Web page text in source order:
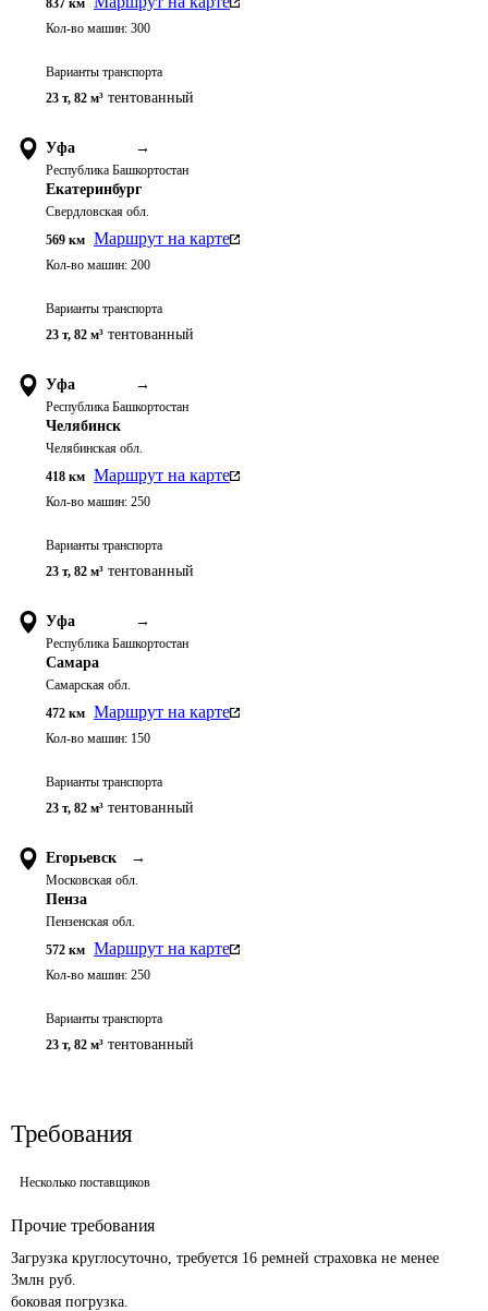
837 км
Кол-во машин: 300
Варианты транспорта
23 т, 82 м³ тентованный
Уфа →
Республика Башкортостан
Екатеринбург
Свердловская обл.
569 км Маршрут на карте
Кол-во машин: 200
Варианты транспорта
23 т, 82 м³ тентованный
Уфа →
Республика Башкортостан
Челябинск
Челябинская обл.
418 км Маршрут на карте
Кол-во машин: 250
Варианты транспорта
23 т, 82 м³ тентованный
Уфа →
Республика Башкортостан
Самара
Самарская обл.
472 км Маршрут на карте
Кол-во машин: 150
Варианты транспорта
23 т, 82 м³ тентованный
Егорьевск →
Московская обл.
Пенза
Пензенская обл.
572 км Маршрут на карте
Кол-во машин: 250
Варианты транспорта
23 т, 82 м³ тентованный
Требования
Несколько поставщиков
Прочие требования
Загрузка круглосуточно, требуется 16 ремней страховка не менее
3млн руб.
боковая погрузка.